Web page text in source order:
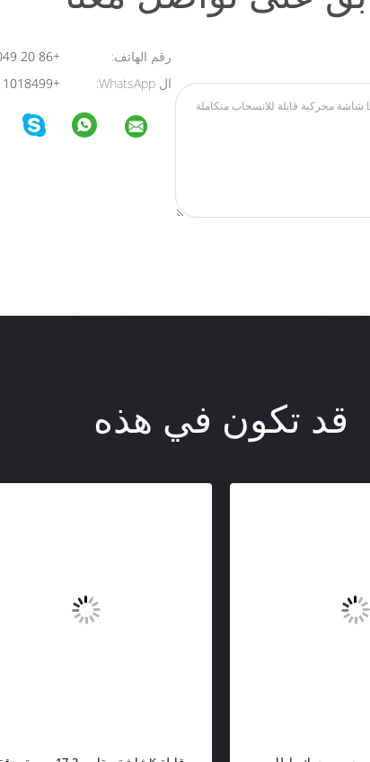
رقم الهاتف:
+86 20 85640049
ال WhatsApp:
+8613711018499
قد تكون في هذه